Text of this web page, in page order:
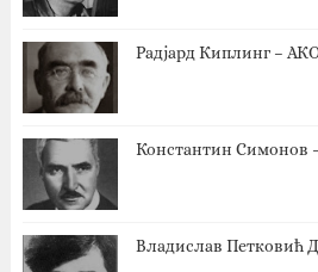
Радјард Киплинг –
Константин Симонов
Владислав